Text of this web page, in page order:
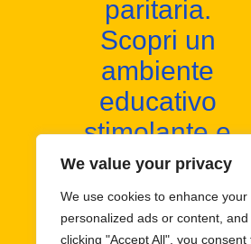
We value your privacy
We use cookies to enhance
personalized ads or content,
clicking "Accept All", you consent
paritaria.
Scopri un
ambiente
educativo
stimolante e
inclusivo
I nostri contatti